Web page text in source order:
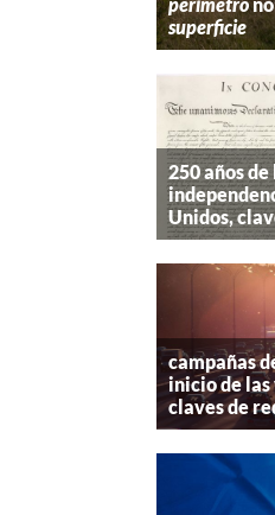
superficie
250 años de
Unidos,
campañas
inicio de las
claves de